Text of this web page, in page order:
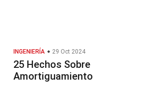
INGENIERÍA 29 Oct 2024
25 Hechos Sobre
Amortiguamiento